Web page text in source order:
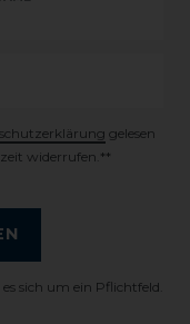
gelesen
widerrufen.**
sich um ein Pflichtfeld.